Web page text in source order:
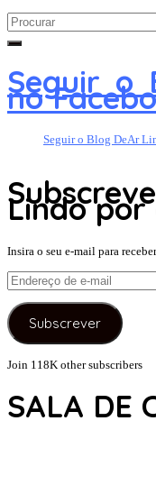
Search
for:
Seguir o
no
Seguir o Blog DeAr
Lindo
Insira o seu e-mail para
Endereço
de
e-
mail
Subscrever
Join 118K other subscribers
SALA DE